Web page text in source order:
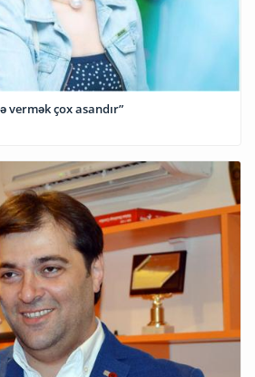
vermək çox asandır”